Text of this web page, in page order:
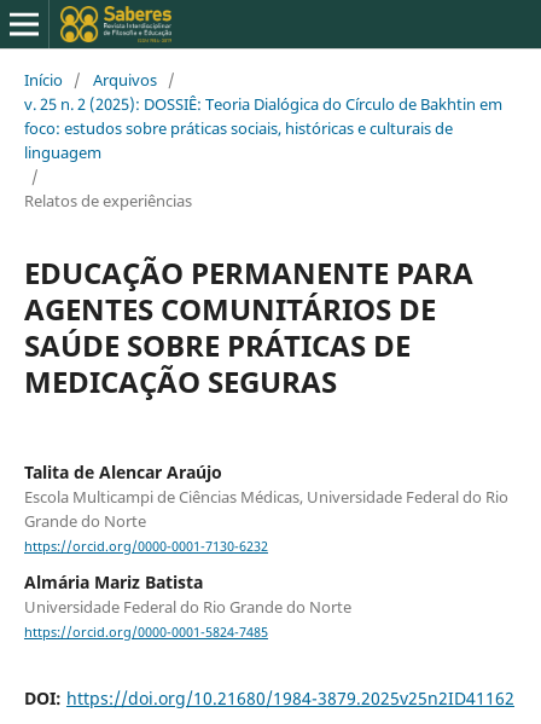
Início / Arquivos /
v. 25 n. 2 (2025): DOSSIÊ: Teoria Dialógica do Círculo de Bakhtin em
foco: estudos sobre práticas sociais, históricas e culturais de
linguagem
/
Relatos de experiências
EDUCAÇÃO PERMANENTE PARA
AGENTES COMUNITÁRIOS DE
SAÚDE SOBRE PRÁTICAS DE
MEDICAÇÃO SEGURAS
Talita de Alencar Araújo
Escola Multicampi de Ciências Médicas, Universidade Federal do Rio
Grande do Norte
https://orcid.org/0000-0001-7130-6232
Almária Mariz Batista
Universidade Federal do Rio Grande do Norte
https://orcid.org/0000-0001-5824-7485
DOI: https://doi.org/10.21680/1984-3879.2025v25n2ID41162